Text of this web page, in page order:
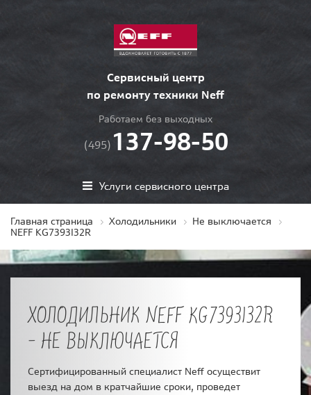
Сервисный центр
по ремонту техники Neff
Работаем без выходных
(495) 137-98-50
Услуги сервисного центра
Главная страница Холодильники
Не выключается
NEFF KG7393I32R
ХОЛОДИЛЬНИК NEFF KG7393I32R
- НЕ ВЫКЛЮЧАЕТСЯ
Сертифицированный специалист Neff осуществит
выезд на дом в кратчайшие сроки, проведет